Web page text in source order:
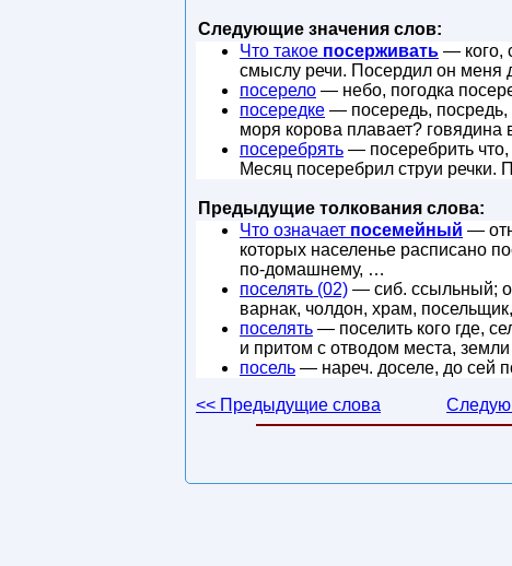
Следующие значения слов:
Что такое посерживать — кого,
смыслу речи. Посердил он меня
посерело — небо, погодка
посередке — посередь, посредь,
моря корова плавает?
посеребрять — посеребрить
Месяц посеребрил струи речки.
Предыдущие толкования слова:
Что означает посемейный —
которых населенье расписано
по-домашнему, …
поселять (02) — сиб. ссыльный;
варнак, чолдон, храм,
поселять — поселить кого где,
и притом с отводом места,
посель — нареч. доселе, до сей
<< Предыдущие слова